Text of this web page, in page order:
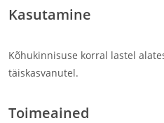
Kasutamine
Kõhukinnisuse korral lastel
täiskasvanutel.
Toimeained